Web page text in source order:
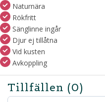
Naturnära
Rökfritt
Sänglinne ingår
Djur ej tillåtna
Vid kusten
Avkoppling
Tillfällen (0)